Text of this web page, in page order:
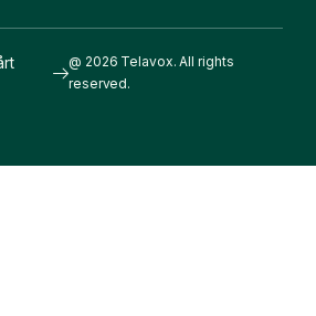
@ 2026 Telavox. All rights
reserved.